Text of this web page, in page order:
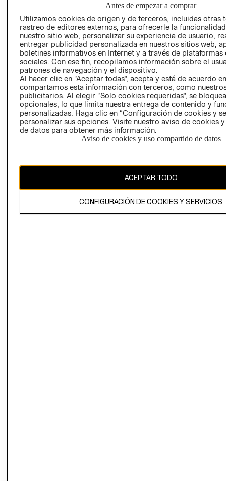
PRENSA
RELACIÓN CON
INVERSIONISTAS
POLÍTICA
EMPRESARIAL
- RETIRO EN
TIENDA
TÉRMINOS Y
CONDICIONES
PRIVACIDAD
GIFT CARD
AVISO DE
COOKIES
Chile ($)
Antes de empezar a comprar
Utilizamos cookies de origen y de terceros, incluidas otras
rastreo de editores externos, para ofrecerle la
nuestro sitio web, personalizar su experiencia de usuario,
entregar publicidad personalizada en nuestros sitios web,
boletines informativos en Internet y a través de plataformas
sociales. Con ese fin, recopilamos información sobre el
patrones de navegación y el dispositivo.
Al hacer clic en “Aceptar todas”, acepta y está de acuerdo
compartamos esta información con terceros, como
publicitarios. Al elegir “Solo cookies requeridas”, se
opcionales, lo que limita nuestra entrega de contenido y
personalizadas. Haga clic en “Configuración de cookies y
personalizar sus opciones. Visite nuestro aviso de cookies
de datos para obtener más información.
Aviso de cookies y uso compartido de datos
ACEPTAR TODO
CONFIGURACIÓN DE COOKIES Y SERVICIOS